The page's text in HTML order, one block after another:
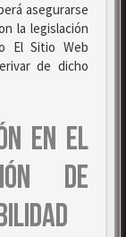
asegurarse
la legislación
El Sitio Web
de dicho
EN EL
DE